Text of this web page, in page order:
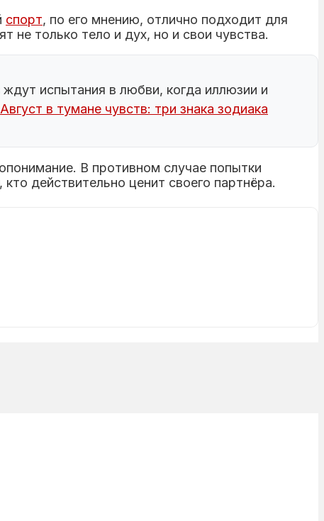
спорт, по его мнению, отлично подходит для
только тело и дух, но и свои чувства.
испытания в любви, когда иллюзии и
Август в тумане чувств: три знака зодиака
В противном случае попытки
действительно ценит своего партнёра.